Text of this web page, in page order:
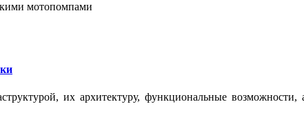
мотопомпами
их архитектуру, функциональные